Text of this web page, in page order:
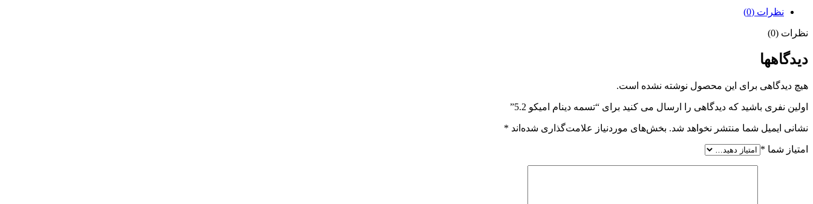
نظرات (0)
نظرات (0)
دیدگاهها
هیچ دیدگاهی برای این محصول نوشته نشده است.
اولین نفری باشید که دیدگاهی را ارسال می کنید برای “تسمه دینام امیکو 5.2”
نشانی ایمیل شما منتشر نخواهد شد. بخش‌های موردنیاز علامت‌گذاری شده‌اند *
امتیاز شما *